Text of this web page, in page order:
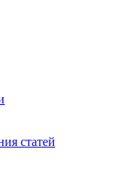
статей